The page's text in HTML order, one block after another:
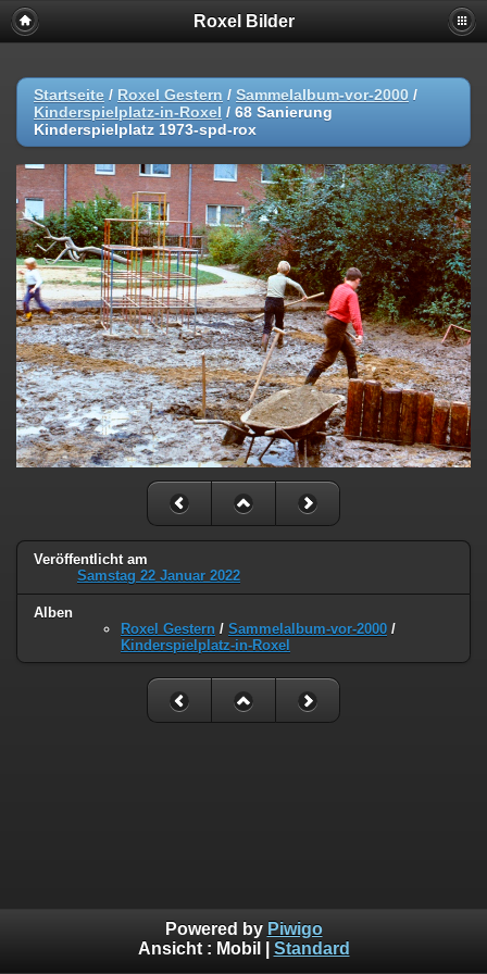
Roxel Bilder
Startseite / Roxel Gestern / Sammelalbum-vor-2000 /
Kinderspielplatz-in-Roxel / 68 Sanierung
Kinderspielplatz 1973-spd-rox
Veröffentlicht am
Samstag 22 Januar 2022
Alben
Roxel Gestern / Sammelalbum-vor-2000 /
Kinderspielplatz-in-Roxel
Powered by Piwigo
Ansicht : Mobil Standard